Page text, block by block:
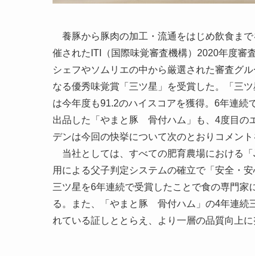
養豚から豚肉の加工・流通をはじめ飲食まで
催されたITI（国際味覚審査機構）2020年度審
シェフやソムリエの中から厳選された審査グ
なる優秀味覚賞「三ツ星」を受賞した。「三
は今年度も91.2のハイスコアを獲得。6年連続
出品した「やまと豚 骨付ハム」も、4度目の
デンは今回の快挙について次のとおりコメント
当社としては、すべての肥育農場における
用による父子判定システムの確立で「安全・
三ツ星を6年連続で受賞したことで食の専門
る。また、「やまと豚 骨付ハム」の4年連続
れている証しととらえ、より一層の品質向上に